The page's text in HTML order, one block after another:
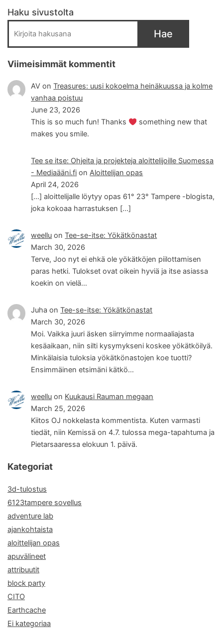
Haku sivustolta
Hae
Viimeisimmät kommentit
AV onTreasures: uusi kokoelma heinäkuussa ja kolme
vanhaa poistuu
June 23, 2026
This is so much fun! Thanks
something new that
makes you smile.
Tee se itse: Ohjeita ja projekteja aloittelijoille Suomessa
- Mediaääni.fi onAloittelijan opas
April 24, 2026
[…] aloittelijalle löytyy opas 61° 23° Tampere -blogista,
joka kokoaa harrastuksen […]
weellu onTee-se-itse: Yökätkönastat
March 30, 2026
Terve, Joo nyt ei ehkä ole yökätköjen piilottamisen
paras hetki. Tulokset ovat oikein hyviä ja itse asiassa
koekin on vielä…
Juha onTee-se-itse: Yökätkönastat
March 30, 2026
Moi. Vaikka juuri äsken siirryimme normaaliajasta
kesäaikaan, niin silti kysymykseni koskee yökätköilyä.
Minkälaisia tuloksia yökätkönastojen koe tuotti?
Ensimmäinen etsimäni kätkö…
weellu on Kuukausi Rauman megaan
March 25, 2026
Kiitos OJ nokkelasta kommentista. Kuten varmasti
tiedät, niin Kemissä on 4.7. tulossa mega-tapahtuma ja
Pietarsaaressa elokuun 1. päivä.
Kategoriat
3d-tulostus
6123tampere sovellus
adventure lab
ajankohtaista
aloittelijan opas
apuvälineet
attribuutit
block party
CITO
Earthcache
Ei kategoriaa